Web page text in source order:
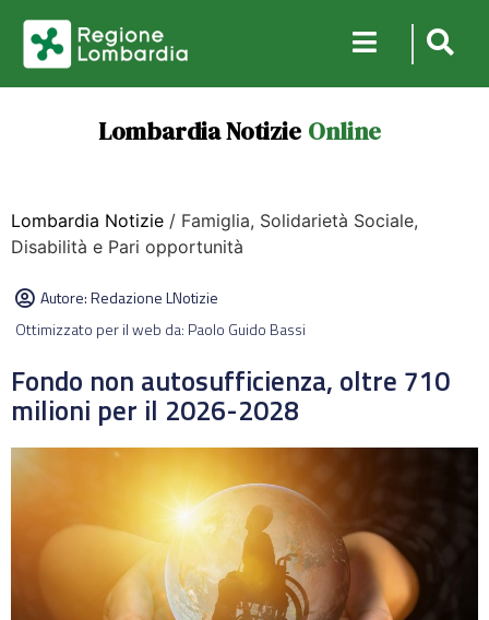
Lombardia Notizie Online
Lombardia Notizie / Famiglia, Solidarietà Sociale,
Disabilità e Pari opportunità
Autore:Redazione LNotizie
Ottimizzato per il web da: Paolo Guido Bassi
Fondo non autosufficienza, oltre 710
milioni per il 2026-2028